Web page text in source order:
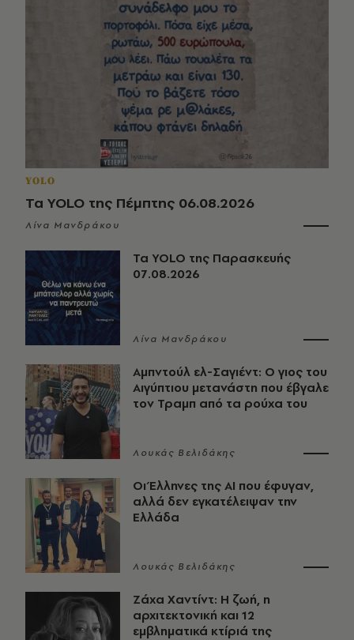
YOLO
Τα YOLO της Πέμπτης 06.08.2026
Λίνα Μανδράκου
Τα YOLO της Παρασκευής
07.08.2026
Λίνα Μανδράκου
Αμπντούλ ελ-Σαγιέντ: Ο γιος του
Αιγύπτιου μετανάστη που έβγαλε
τον Τραμπ από τα ρούχα του
Λουκάς Βελιδάκης
Οι Έλληνες της ΑΙ που έφυγαν,
αλλά δεν εγκατέλειψαν την
Ελλάδα
Λουκάς Βελιδάκης
Ζάχα Χαντίντ: Η ζωή, η
αρχιτεκτονική και 12
εμβληματικά κτίριά της